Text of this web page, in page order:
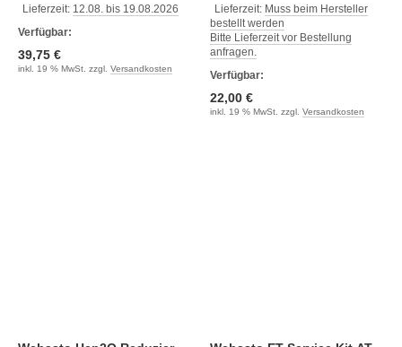
Lieferzeit: 12.08. bis 19.08.2026
Verfügbar:
39,75 €
inkl. 19 % MwSt. zzgl. Versandkosten
Lieferzeit: Muss beim Hersteller
bestellt werden
Bitte Lieferzeit vor Bestellung
anfragen.
Verfügbar:
22,00 €
inkl. 19 % MwSt. zzgl. Versandkosten